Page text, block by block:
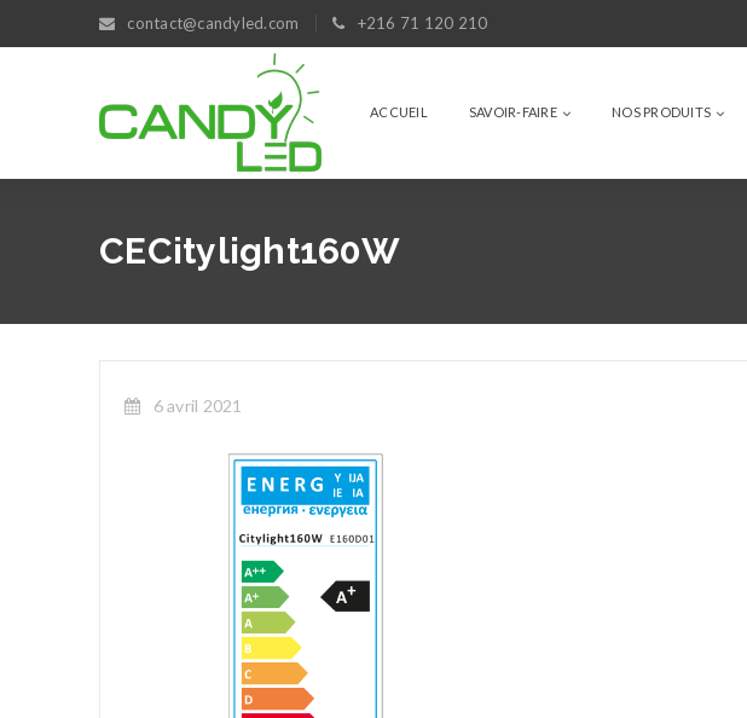
contact@candyled.com +216 71 120 210
ACCUEIL SAVOIR-FAIRE NOS PRODUITS
CECitylight160W
6 avril 2021